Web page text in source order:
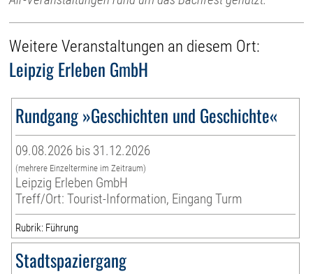
Weitere Veranstaltungen an diesem Ort:
Leipzig Erleben GmbH
Rundgang »Geschichten und Geschichte«
09.08.2026 bis 31.12.2026
(mehrere Einzeltermine im Zeitraum)
Leipzig Erleben GmbH
Treff/Ort: Tourist-Information, Eingang Turm
Rubrik: Führung
Stadtspaziergang